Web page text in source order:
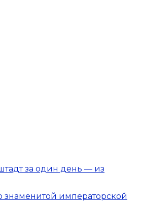
за один день — из
знаменитой императорской